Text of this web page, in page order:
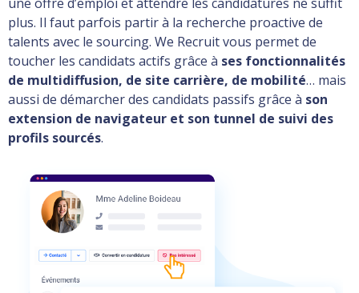
plus. Il faut parfois partir à la recherche proactive de
talents avec le sourcing. We Recruit vous permet de
toucher les candidats actifs grâce à ses fonctionnalités
de multidiffusion, de site carrière, de mobilité… mais
aussi de démarcher des candidats passifs grâce à son
extension de navigateur et son tunnel de suivi des
profils sourcés.